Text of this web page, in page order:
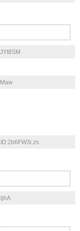
ID:2b6FW3i.zs